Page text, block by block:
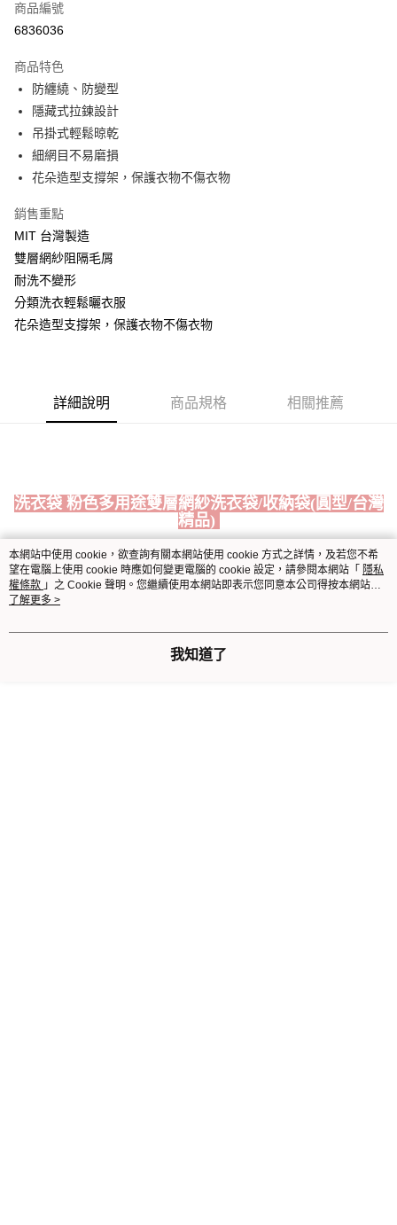
超商取貨付款
ATM付款
運送方式
全家取貨付款
每筆NT$60，滿NT$999(含以上)免運費
付款後全家取貨
每筆NT$60，滿NT$999(含以上)免運費
每筆NT$60，滿NT$999(含以上)免運費
付款後7-11取貨
每筆NT$80，滿NT$999(含以上)免運費
商品編號
6836036
商品特色
防纏繞、防變型
隱藏式拉鍊設計
吊掛式輕鬆晾乾
細網目不易磨損
花朵造型支撐架，保護衣物不傷衣物
銷售重點
MIT 台灣製造
雙層網紗阻隔毛屑
耐洗不變形
分類洗衣輕鬆曬衣服
花朵造型支撐架，保護衣物不傷衣物
詳細說明 商品規格 相關推薦
洗衣袋 粉色多用途雙層網紗洗衣袋/收納袋(圓型/台灣
精品)
MIT台灣製造
防纏繞、防變型
吊掛式輕鬆晾乾
本網站中使用 cookie，欲查詢有關本網站使用 cookie 方式之詳情，及若您不希
望在電腦上使用 cookie 時應如何變更電腦的 cookie 設定，請參閱本網站「 隱私
權條款 」之 Cookie 聲明。您繼續使用本網站即表示您同意本公司得按本網站使
用條款之 Cookie 聲明使用 cookie。
了解更多 >
我知道了